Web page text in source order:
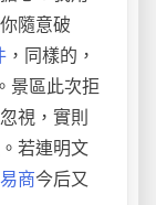
隨意破
，同樣的，
景區此次拒
視，實則
若連明文
商今后又